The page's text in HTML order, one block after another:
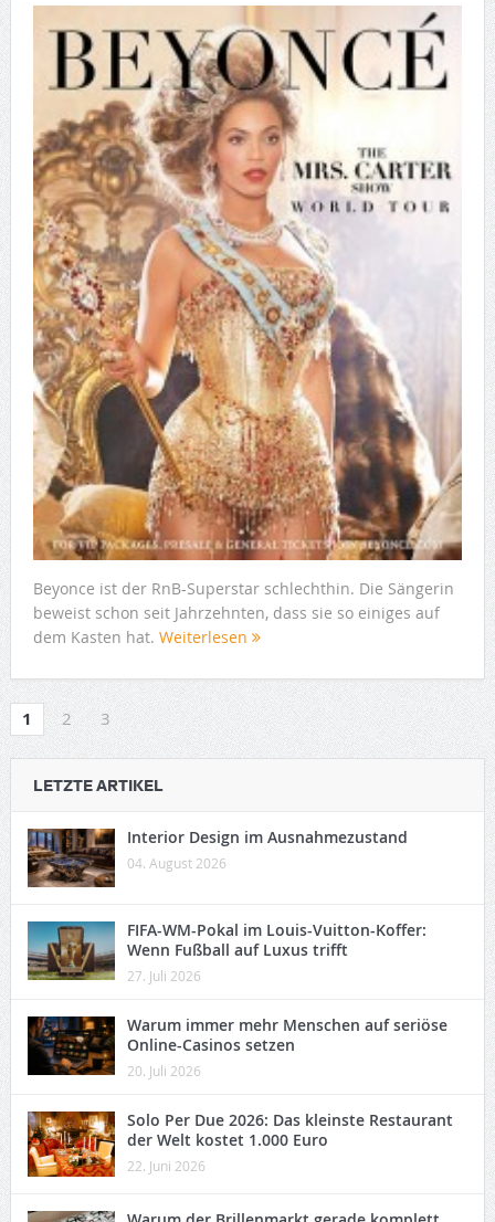
Beyonce ist der RnB-Superstar schlechthin. Die Sängerin
beweist schon seit Jahrzehnten, dass sie so einiges auf
dem Kasten hat. Weiterlesen
1 2 3
LETZTE ARTIKEL
Interior Design im Ausnahmezustand
04. August 2026
FIFA-WM-Pokal im Louis-Vuitton-Koffer:
Wenn Fußball auf Luxus trifft
27. Juli 2026
Warum immer mehr Menschen auf seriöse
Online-Casinos setzen
20. Juli 2026
Solo Per Due 2026: Das kleinste Restaurant
der Welt kostet 1.000 Euro
22. Juni 2026